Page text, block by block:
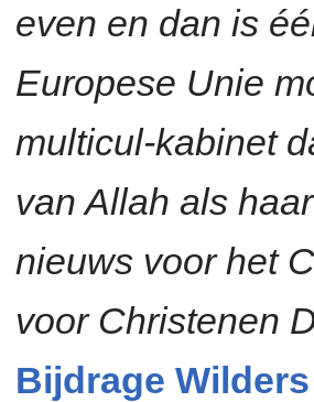
even en dan is
Europese Unie
multicul-kabinet
van Allah als
nieuws voor het
voor Christenen
Bijdrage